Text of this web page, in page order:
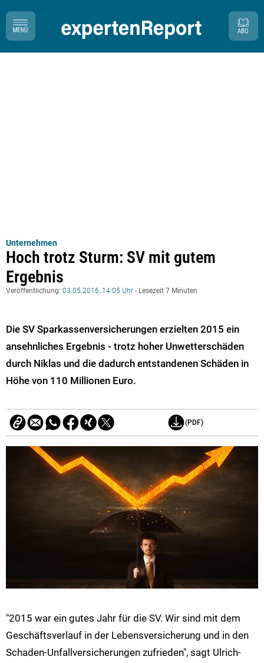
Unternehmen
Hoch trotz Sturm: SV mit gutem
Ergebnis
Veröffentlichung: 03.05.2016, 14:05 Uhr - Lesezeit 7 Minuten
Die SV Sparkassenversicherungen erzielten 2015 ein
ansehnliches Ergebnis - trotz hoher Unwetterschäden
durch Niklas und die dadurch entstandenen Schäden in
Höhe von 110 Millionen Euro.
(PDF)
"2015 war ein gutes Jahr für die SV. Wir sind mit dem
Geschäftsverlauf in der Lebensversicherung und in den
Schaden-Unfallversicherungen zufrieden", sagt Ulrich-